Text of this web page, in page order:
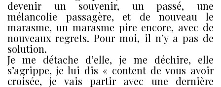
devenir un souvenir, un passé, une
mélancolie passagère, et de nouveau le
marasme, un marasme pire encore, avec de
nouveaux regrets. Pour moi, il n’y a pas de
solution.
Je me détache d’elle, je me déchire, elle
s’agrippe, je lui dis « content de vous avoir
croisée, je vais partir avec une dernière